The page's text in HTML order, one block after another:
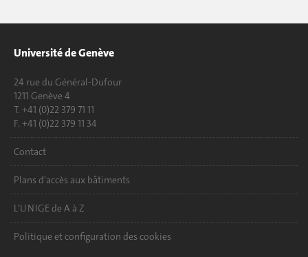
Université de Genève
24 rue du Général-Dufour
1211 Genève 4
T. +41 (0)22 379 71 11
F. +41 (0)22 379 11 34
Contact
Plans d'accès aux bâtiments
L'UNIGE de A à Z
Politique et configuration des cookies